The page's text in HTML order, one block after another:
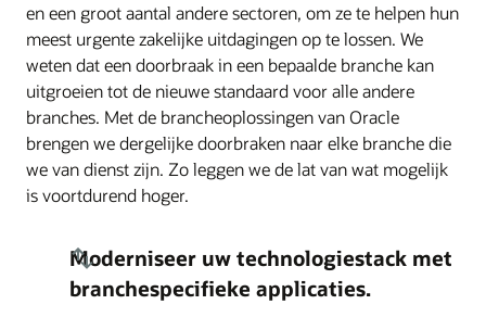
en een groot aantal andere sectoren, om ze te helpen hun
meest urgente zakelijke uitdagingen op te lossen. We
weten dat een doorbraak in een bepaalde branche kan
uitgroeien tot de nieuwe standaard voor alle andere
branches. Met de brancheoplossingen van Oracle
brengen we dergelijke doorbraken naar elke branche die
we van dienst zijn. Zo leggen we de lat van wat mogelijk
is voortdurend hoger.
Moderniseer uw technologiestack met
branchespecifieke applicaties.